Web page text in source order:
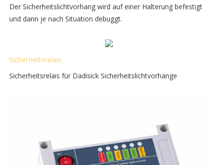
Der Sicherheitslichtvorhang wird auf einer Halterung befestigt
und dann je nach Situation debuggt.
Sicherheitsrelais
Sicherheitsrelais für Dadisick Sicherheitslichtvorhänge